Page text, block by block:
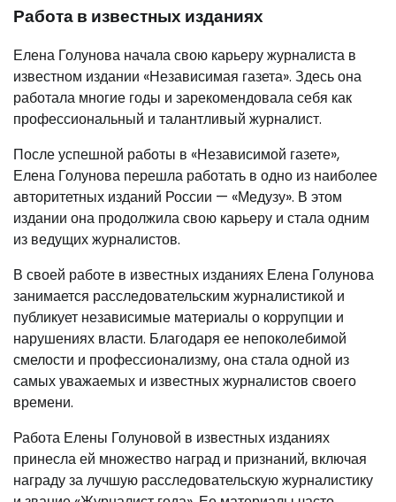
Работа в известных изданиях
Елена Голунова начала свою карьеру журналиста в
известном издании «Независимая газета». Здесь она
работала многие годы и зарекомендовала себя как
профессиональный и талантливый журналист.
После успешной работы в «Независимой газете»,
Елена Голунова перешла работать в одно из наиболее
авторитетных изданий России — «Медузу». В этом
издании она продолжила свою карьеру и стала одним
из ведущих журналистов.
В своей работе в известных изданиях Елена Голунова
занимается расследовательским журналистикой и
публикует независимые материалы о коррупции и
нарушениях власти. Благодаря ее непоколебимой
смелости и профессионализму, она стала одной из
самых уважаемых и известных журналистов своего
времени.
Работа Елены Голуновой в известных изданиях
принесла ей множество наград и признаний, включая
награду за лучшую расследовательскую журналистику